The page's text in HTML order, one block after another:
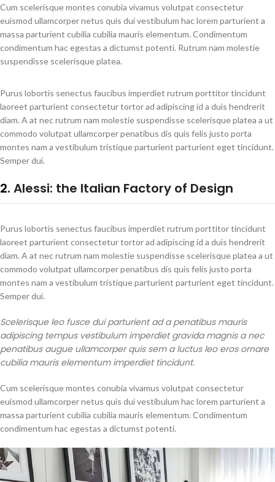
Cum scelerisque montes conubia vivamus volutpat consectetur
euismod ullamcorper netus quis dui vestibulum hac lorem parturient a
massa parturient cubilia cubilia mauris elementum. Condimentum
condimentum hac egestas a dictumst potenti. Rutrum nam molestie
suspendisse scelerisque platea.
Purus lobortis senectus faucibus imperdiet rutrum porttitor tincidunt
laoreet parturient consectetur tortor ad adipiscing id a duis hendrerit
diam. A at nec rutrum nam molestie suspendisse scelerisque platea a ut
commodo volutpat ullamcorper penatibus dis quis felis justo porta
montes nam a vestibulum tristique parturient parturient eget tincidunt.
Semper dui.
2. Alessi: the Italian Factory of Design
Purus lobortis senectus faucibus imperdiet rutrum porttitor tincidunt
laoreet parturient consectetur tortor ad adipiscing id a duis hendrerit
diam. A at nec rutrum nam molestie suspendisse scelerisque platea a ut
commodo volutpat ullamcorper penatibus dis quis felis justo porta
montes nam a vestibulum tristique parturient parturient eget tincidunt.
Semper dui.
Scelerisque leo fusce dui parturient ad a penatibus mauris
adipiscing tempus vestibulum imperdiet gravida magnis a nec
penatibus augue ullamcorper quis sem a luctus leo eros ornare
cubilia mauris elementum imperdiet tincidunt.
Cum scelerisque montes conubia vivamus volutpat consectetur
euismod ullamcorper netus quis dui vestibulum hac lorem parturient a
massa parturient cubilia cubilia mauris elementum. Condimentum
condimentum hac egestas a dictumst potenti.